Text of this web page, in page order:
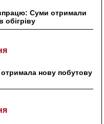
Суми отримали
обігріву
нову побутову